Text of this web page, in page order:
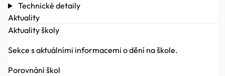
Technické detaily
Aktuality
Aktuality školy
Sekce s aktuálními informacemi o dění na škole.
Porovnání škol